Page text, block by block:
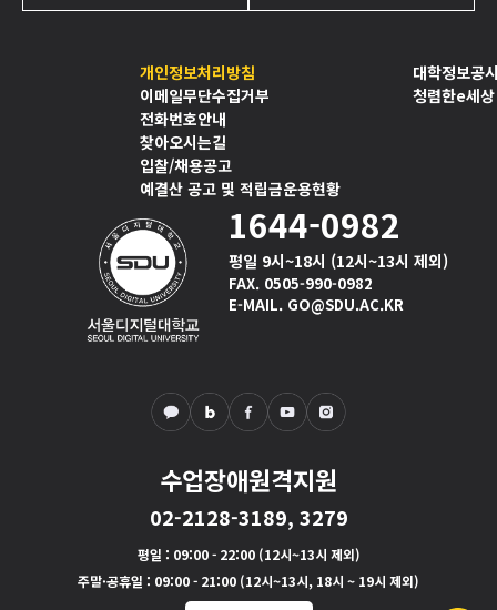
개인정보처리방침
이메일무단수집거부
전화번호안내
찾아오시는길
입찰/채용공고
예결산 공고 및 적립금운용현황
대학정보공
청렴한e세상
1644-0982
평일 9시~18시 (12시~13시 제외)
FAX. 0505-990-0982
E-MAIL. GO@SDU.AC.KR
수업장애원격지원
02-2128-3189, 3279
평일 : 09:00 - 22:00 (12시~13시 제외)
주말·공휴일 : 09:00 - 21:00 (12시~13시, 18시 ~ 19시 제외)